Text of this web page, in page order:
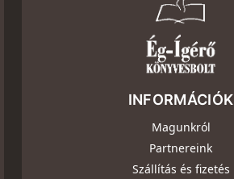
INFORMÁCIÓK
Magunkról
Partnereink
Szállítás és fizetés